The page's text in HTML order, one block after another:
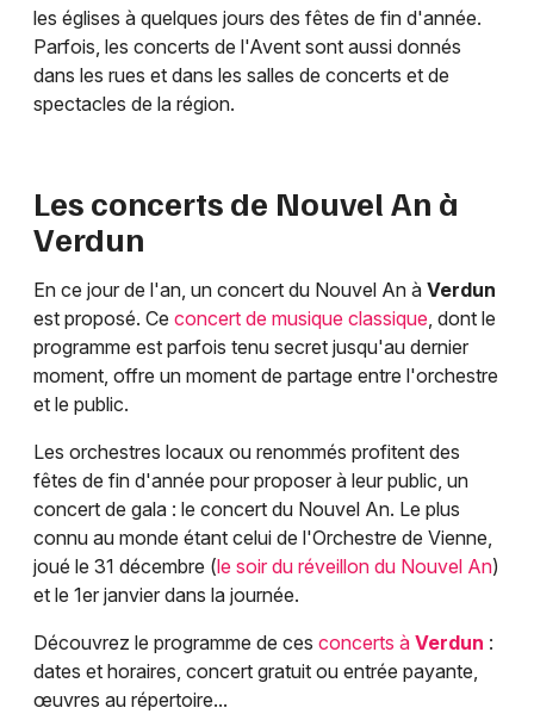
les églises à quelques jours des fêtes de fin d'année.
Parfois, les concerts de l'Avent sont aussi donnés
dans les rues et dans les salles de concerts et de
spectacles de la région.
Les concerts de Nouvel An à
Verdun
En ce jour de l'an, un concert du Nouvel An à Verdun
est proposé. Ce concert de musique classique, dont le
programme est parfois tenu secret jusqu'au dernier
moment, offre un moment de partage entre l'orchestre
et le public.
Les orchestres locaux ou renommés profitent des
fêtes de fin d'année pour proposer à leur public, un
concert de gala : le concert du Nouvel An. Le plus
connu au monde étant celui de l'Orchestre de Vienne,
joué le 31 décembre (le soir du réveillon du Nouvel An)
et le 1er janvier dans la journée.
Découvrez le programme de ces concerts à Verdun :
dates et horaires, concert gratuit ou entrée payante,
œuvres au répertoire...